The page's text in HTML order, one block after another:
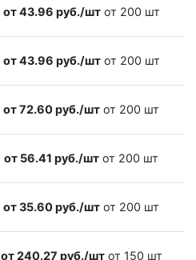
от 43.96 руб./штот 200 шт
от 43.96 руб./штот 200 шт
от 72.60 руб./шт от 200 шт
от 56.41 руб./шт от 200 шт
от 35.60 руб./шт от 200 шт
от 240.27 руб./штот 150 шт